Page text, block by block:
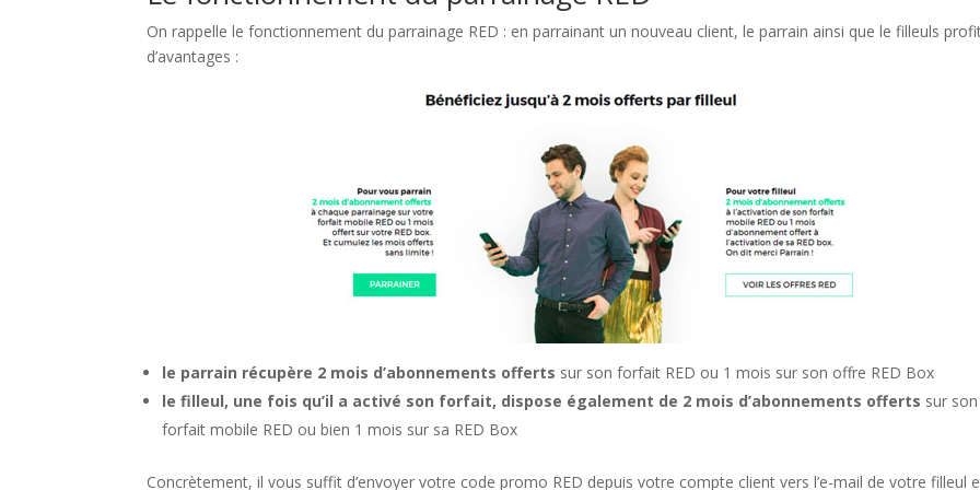
On rappelle le fonctionnement du parrainage RED : en parrainant un nouveau client, le parrain ainsi que le filleuls
d’avantages :
le parrain récupère 2 mois d’abonnements offerts sur son forfait RED ou 1 mois sur son offre RED Box
le filleul, une fois qu’il a activé son forfait, dispose également de 2 mois d’abonnements offerts sur son
forfait mobile RED ou bien 1 mois sur sa RED Box
Concrètement, il vous suffit d’envoyer votre code promo RED depuis votre compte client vers l’e-mail de votre filleul